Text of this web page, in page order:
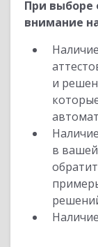
При
внимание
и
в